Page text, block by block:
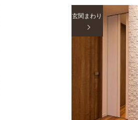
玄関まわり